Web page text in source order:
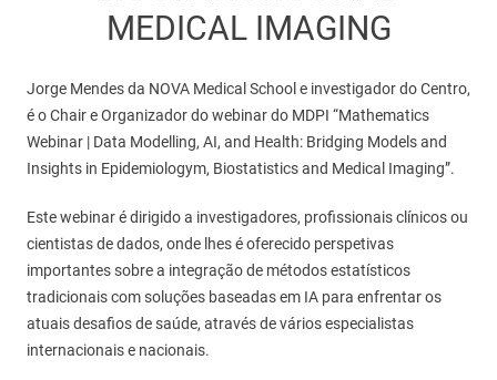
MEDICAL IMAGING
Jorge Mendes da NOVA Medical School e investigador do Centro,
é o Chair e Organizador do webinar do MDPI “Mathematics
Webinar | Data Modelling, AI, and Health: Bridging Models and
Insights in Epidemiologym, Biostatistics and Medical Imaging”.
Este webinar é dirigido a investigadores, profissionais clínicos ou
cientistas de dados, onde lhes é oferecido perspetivas
importantes sobre a integração de métodos estatísticos
tradicionais com soluções baseadas em IA para enfrentar os
atuais desafios de saúde, através de vários especialistas
internacionais e nacionais.